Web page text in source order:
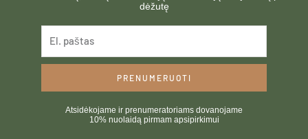
dėžutę
PRENUMERUOTI
Atsidėkojame ir prenumeratoriams dovanojame
10% nuolaidą pirmam apsipirkimui